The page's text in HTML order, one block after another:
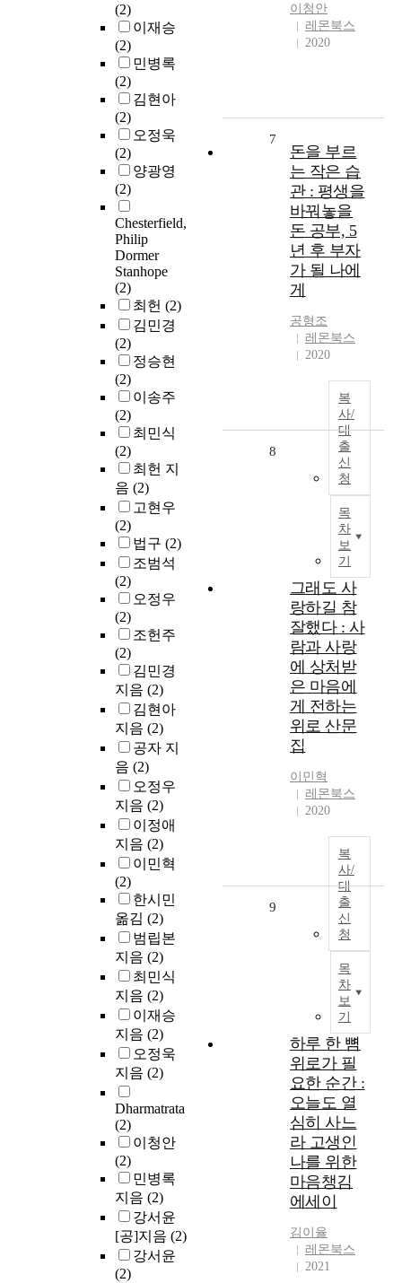
(2)
이재승
(2)
민병록
(2)
김현아
(2)
오정욱
(2)
양광영
(2)
Chesterfield,
Philip
Dormer
Stanhope
(2)
최헌 (2)
김민경
(2)
정승현
(2)
이송주
(2)
최민식
(2)
최헌 지
음 (2)
고현우
(2)
법구 (2)
조범석
(2)
오정우
(2)
조헌주
(2)
김민경
지음 (2)
김현아
지음 (2)
공자 지
음 (2)
오정우
지음 (2)
이정애
지음 (2)
이민혁
(2)
한시민
옮김 (2)
범립본
지음 (2)
최민식
지음 (2)
이재승
지음 (2)
오정욱
지음 (2)
Dharmatrata
(2)
이청안
(2)
민병록
지음 (2)
강서윤
[공]지음 (2)
강서윤
(2)
이청안
레몬북스
2020
7
돈을 부르
는 작은 습
관 : 평생을
바꿔놓을
돈 공부, 5
년 후 부자
가 될 나에
게
공형조
레몬북스
2020
복
사/
대
출
신
청
목
차
보
기
8
그래도 사
랑하길 참
잘했다 : 사
람과 사랑
에 상처받
은 마음에
게 전하는
위로 산문
집
이민혁
레몬북스
2020
복
사/
대
출
신
청
목
차
보
기
9
하루 한 뼘
위로가 필
요한 순간 :
오늘도 열
심히 사느
라 고생인
나를 위한
마음챙김
에세이
김이율
레몬북스
2021